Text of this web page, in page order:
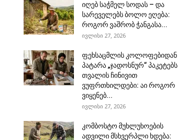
იღებ საჭმელ სოდას – და
სარეველებს ბოლო ეღება:
როგორ ვაშრობ ჭანგასა...
ივლისი 27, 2026
ფეხსაცმლის კოლოფებიდან
პატარა „ჯადოსნურ“ პაკეტებს
თვალის ჩინივით
ვუფრთხილდები: აი როგორ
ვიყენებ...
ივლისი 27, 2026
კომბოსტო მუხლუხოების
ადვილი მსხვერპლი ხდება: